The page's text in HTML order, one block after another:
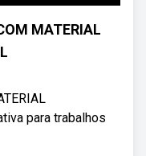
MATERIAL
para trabalhos